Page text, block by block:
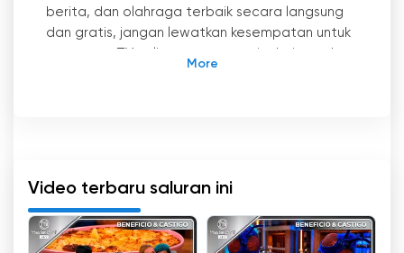
berita, dan olahraga terbaik secara langsung
dan gratis, jangan lewatkan kesempatan untuk
diNonton di Guatemala, dengan program yang
anak-anak, olahraga, berita, serial,
dokumenter, film, pertunjukan langsung, dan
Video terbaru saluran ini